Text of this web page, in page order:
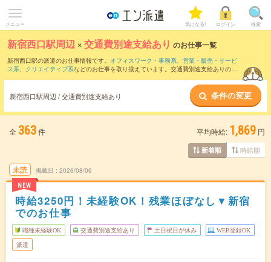
メニュー 気になる! ログイン 検索
新宿西口駅周辺 ×交通費別途支給あり のお仕事一覧
新宿西口駅の派遣のお仕事情報です。 オフィスワーク・事務系、 営業・販売・サービ
ス系、 クリエイティブ系などのお仕事を取り揃えています。交通費別途支給ありの条
新宿西口駅周辺 / 交通費別途支給あり 条件の変更
全 363件 平均時給: 1,869 円
新着順 時給順
未読
NEW
掲載日 2026/08/06
時給3250円！未経験OK！残業ほぼなし▼新宿
でのお仕事
職種未経験OK 交通費別途支給あり 土日祝日が休み WEB登録OK
派遣